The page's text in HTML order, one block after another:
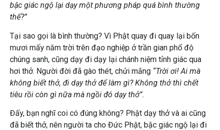
bậc giác ngộ lại dạy một phương pháp quá bình thường
thế?”
Tại sao gọi là bình thường? Vì Phật quay đi quay lại bốn
mươi mấy năm trời trên đạo nghiệp ở trần gian phổ độ
chúng sanh, cũng dạy đi dạy lại chánh niệm tỉnh giác qua
hơi thở. Người đời đã gào thét, chửi mắng “Trời ơi! Ai mà
không biết thở, đi dạy thở để làm gì? Không thở thì chết
tiêu rồi còn gì nữa mà ngồi đó dạy thở”.
Đấy, bạn nghĩ coi có đúng không? Phật dạy thở và ai cũng
đã biết thở, nên người ta cho Đức Phật, bậc giác ngộ lại đi